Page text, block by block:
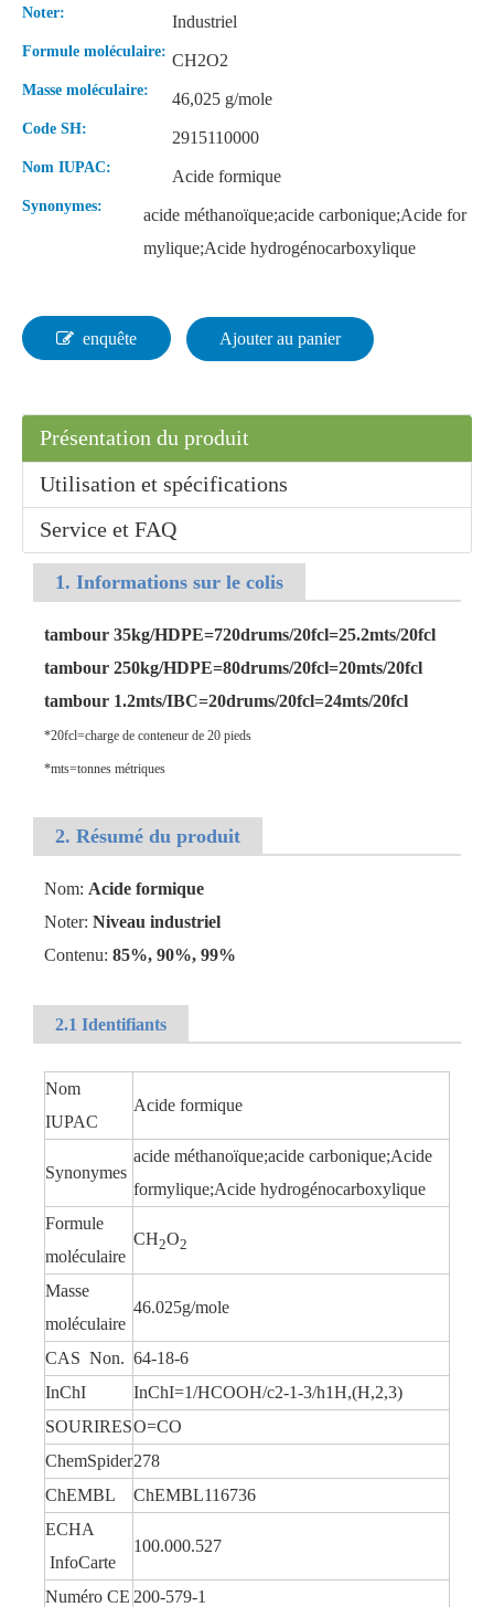
Noter: Industriel
Formule moléculaire: CH2O2
Masse moléculaire: 46,025 g/mole
Code SH: 2915110000
Nom IUPAC: Acide formique
Synonymes:
acide méthanoïque;acide carbonique;Acide for
mylique;Acide hydrogénocarboxylique
enquête Ajouter au panier
Présentation du produit
Utilisation et spécifications
Service et FAQ
1. Informations sur le colis
tambour 35kg/HDPE=720drums/20fcl=25.2mts/20fcl
tambour 250kg/HDPE=80drums/20fcl=20mts/20fcl
tambour 1.2mts/IBC=20drums/20fcl=24mts/20fcl
*20fcl=charge de conteneur de 20 pieds
*mts=tonnes métriques
2. Résumé du produit
Nom: Acide formique
Noter: Niveau industriel
Contenu: 85%, 90%, 99%
2.1 Identifiants
Nom
IUPAC
Acide formique
Synonymes
acide méthanoïque;acide carbonique;Acide
formylique;Acide hydrogénocarboxylique
Formule
moléculaire
CH2O2
Masse
moléculaire
46.025g/mole
CAS Non. 64-18-6
InChI
InChI=1/HCOOH/c2-1-3/h1H,(H,2,3)
SOURIRESO=CO
ChemSpider278
ChEMBL
ChEMBL116736
ECHA
InfoCarte
100.000.527
Numéro CE 200-579-1